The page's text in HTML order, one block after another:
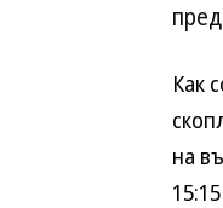
Как
на